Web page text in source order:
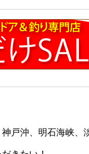
戸沖、明石海峡、